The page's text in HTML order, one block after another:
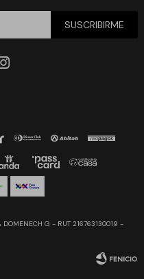
SUSCRIBIRME
G - RUT 216763130019 -